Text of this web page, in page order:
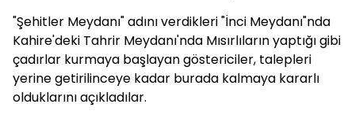
"Şehitler Meydanı" adını verdikleri "İnci Meydanı"nda
Kahire'deki Tahrir Meydanı'nda Mısırlıların yaptığı gibi
çadırlar kurmaya başlayan göstericiler, talepleri
yerine getirilinceye kadar burada kalmaya kararlı
olduklarını açıkladılar.